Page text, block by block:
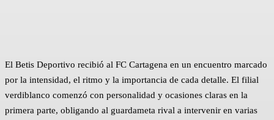
El Betis Deportivo recibió al FC Cartagena en un encuentro marcado
por la intensidad, el ritmo y la importancia de cada detalle. El filial
verdiblanco comenzó con personalidad y ocasiones claras en la
primera parte, obligando al guardameta rival a intervenir en varias